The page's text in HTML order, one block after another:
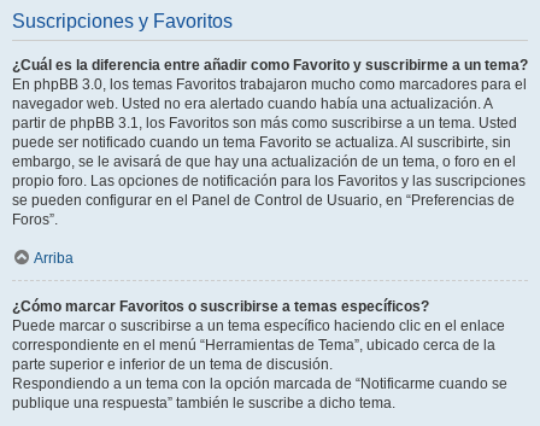
Suscripciones y Favoritos
¿Cuál es la diferencia entre añadir como Favorito y suscribirme a un tema?
En phpBB 3.0, los temas Favoritos trabajaron mucho como marcadores para el
navegador web. Usted no era alertado cuando había una actualización. A
partir de phpBB 3.1, los Favoritos son más como suscribirse a un tema. Usted
puede ser notificado cuando un tema Favorito se actualiza. Al suscribirte, sin
embargo, se le avisará de que hay una actualización de un tema, o foro en el
propio foro. Las opciones de notificación para los Favoritos y las suscripciones
se pueden configurar en el Panel de Control de Usuario, en “Preferencias de
Foros”.
Arriba
¿Cómo marcar Favoritos o suscribirse a temas específicos?
Puede marcar o suscribirse a un tema específico haciendo clic en el enlace
correspondiente en el menú “Herramientas de Tema”, ubicado cerca de la
parte superior e inferior de un tema de discusión.
Respondiendo a un tema con la opción marcada de “Notificarme cuando se
publique una respuesta” también le suscribe a dicho tema.